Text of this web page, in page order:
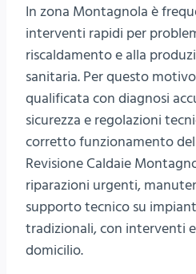
In zona Montagnola è
interventi rapidi per
riscaldamento e alla
sanitaria. Per questo
qualificata con diagnosi
sicurezza e regolazioni
corretto funzionamento
Revisione Caldaie
riparazioni urgenti,
supporto tecnico su
tradizionali, con interventi
domicilio.